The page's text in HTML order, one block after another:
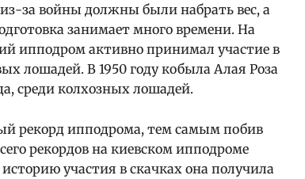
за войны должны были набрать вес, а
занимает много времени. На
ипподром активно принимал участие в
лошадей. В 1950 году кобыла Алая Роза
среди колхозных лошадей.
рекорд ипподрома, тем самым побив
рекордов на киевском ипподроме
участия в скачках она получила